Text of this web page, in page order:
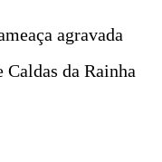
agravada
da Rainha